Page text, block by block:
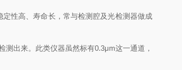
性高、寿命长，常与检测腔及光检测器做成
出来。此类仪器虽然标有0.3μm这一通道，